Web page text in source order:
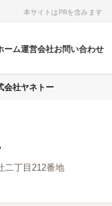
本サイトはPRを含みます
ーム運営会社お問い合わせ
会社ヤネトー
二丁目212番地